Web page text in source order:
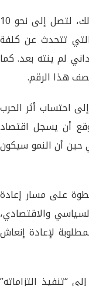
مارديني توقع أن تكون الكلفة أعلى من ذلك، لتصل إلى نحو 10
التي تتحدث عن كلفة
لم ينته بعد. كما
نصف هذا الرقم.
احتساب أثر الحرب
أن يسجل اقتصاد
بنحو 5 إلى 6% في 2024، في حين أن النمو سيكون
على مسار إعادة
والاقتصادي،
لإعادة إنعاش
“تنفيذ التزاماته”